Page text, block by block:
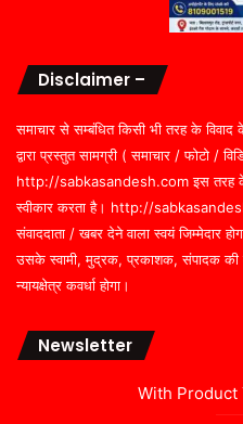
Disclaimer –
समाचार से सम्बंधित किसी भी तरह के
द्वारा प्रस्तुत सामग्री ( समाचार / फोटो /
http://sabkasandesh.com इस तरह के
स्वीकार करता है। http://
संवाददाता / खबर देने वाला स्वयं
उसके स्वामी, मुद्रक, प्रकाशक, संपादक की
न्यायक्षेत्र कवर्धा होगा।
Newsletter
With Product